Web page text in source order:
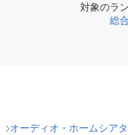
対象のラ
総
オーディオ・ホームシア